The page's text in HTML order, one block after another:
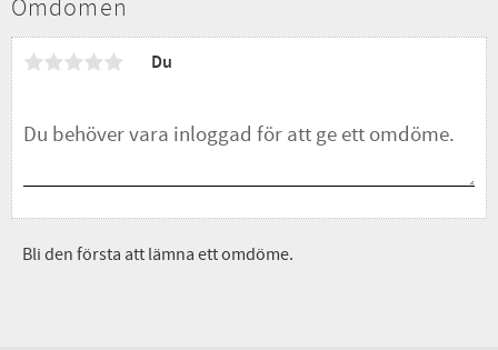
Omdömen
Du
Bli den första att lämna ett omdöme.